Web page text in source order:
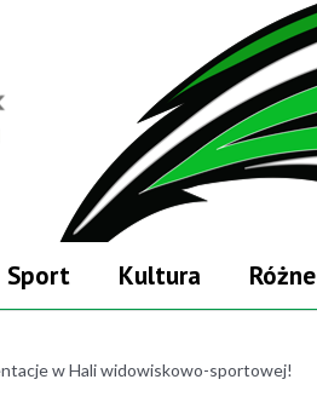
Sport Kultura Różne
w Hali widowiskowo-sportowej!